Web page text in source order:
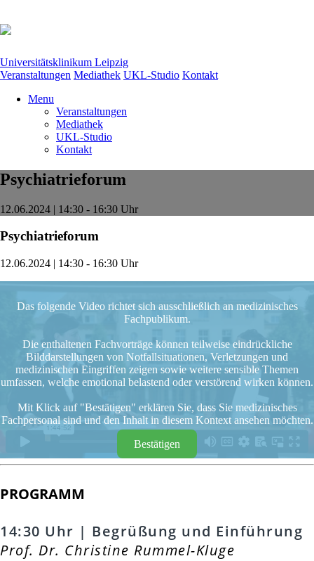
Universitätsklinikum Leipzig
Veranstaltungen Mediathek UKL-Studio Kontakt
Menu
Veranstaltungen
Mediathek
UKL-Studio
Kontakt
Psychiatrieforum
12.06.2024 | 14:30 - 16:30 Uhr
Psychiatrieforum
12.06.2024 | 14:30 - 16:30 Uhr
Das folgende Video richtet sich ausschließlich an medizinisches
Fachpublikum.
Die enthaltenen Fachvorträge können teilweise eindrückliche
Bilddarstellungen von Notfallsituationen, Verletzungen und
medizinischen Eingriffen zeigen sowie weitere sensible Themen
umfassen, welche emotional belastend oder verstörend wirken können.
Mit Klick auf "Bestätigen" erklären Sie, dass Sie medizinisches
Fachpersonal sind und den Inhalt in diesem Kontext ansehen möchten.
Bestätigen
PROGRAMM
14:30 Uhr | Begrüßung und Einführung
Prof. Dr. Christine Rummel-Kluge